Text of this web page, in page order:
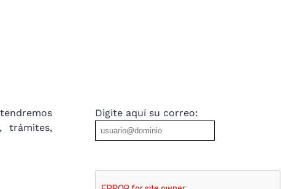
trámites,
Digite aquí su correo: